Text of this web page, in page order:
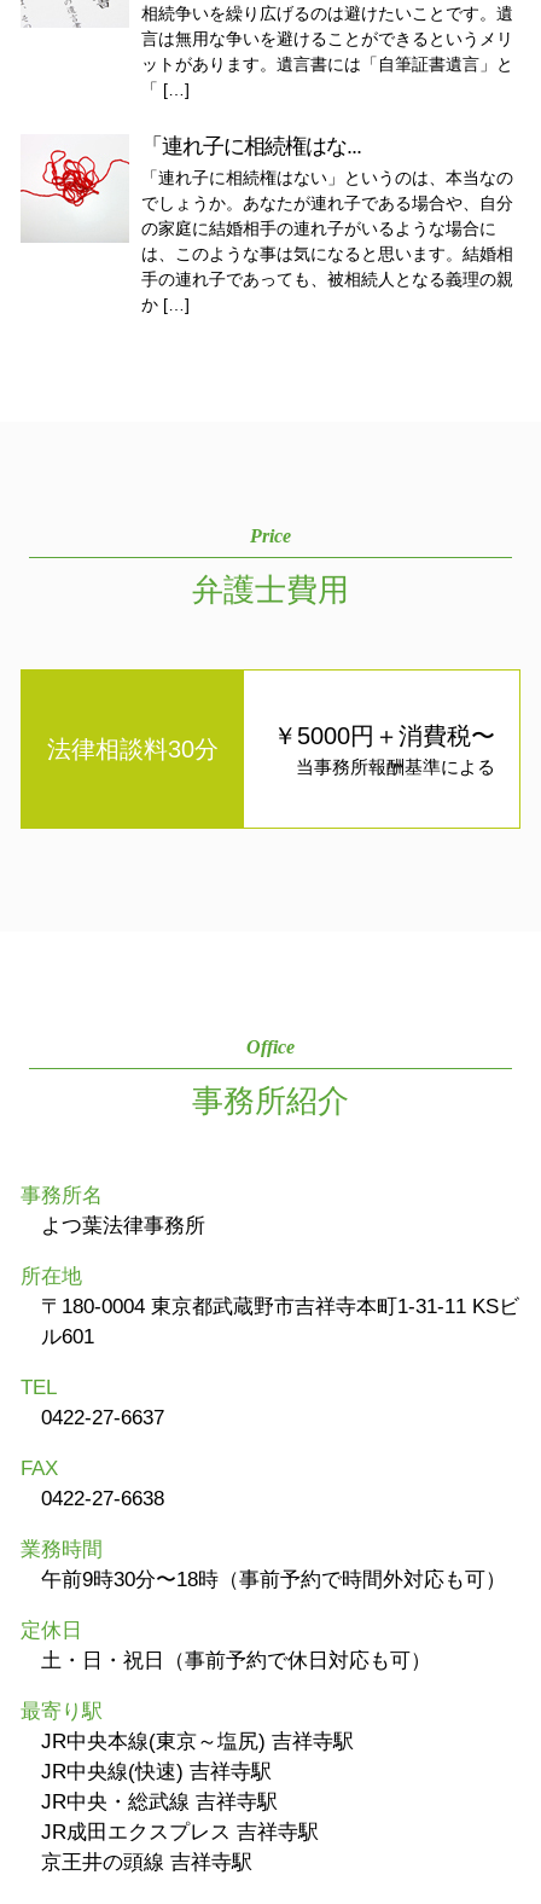
相続争いを繰り広げるのは避けたいことです。遺
言は無用な争いを避けることができるというメリ
ットがあります。遺言書には「自筆証書遺言」と
「 […]
「連れ子に相続権はな...
「連れ子に相続権はない」というのは、本当なの
でしょうか。あなたが連れ子である場合や、自分
の家庭に結婚相手の連れ子がいるような場合に
は、このような事は気になると思います。結婚相
手の連れ子であっても、被相続人となる義理の親
か […]
Price
弁護士費用
法律相談料30分 ￥5000円＋消費税〜
当事務所報酬基準による
Office
事務所紹介
事務所名
よつ葉法律事務所
所在地
〒180-0004 東京都武蔵野市吉祥寺本町1-31-11 KSビ
ル601
TEL
0422-27-6637
FAX
0422-27-6638
業務時間
午前9時30分〜18時（事前予約で時間外対応も可）
定休日
土・日・祝日（事前予約で休日対応も可）
最寄り駅
JR中央本線(東京～塩尻) 吉祥寺駅
JR中央線(快速) 吉祥寺駅
JR中央・総武線 吉祥寺駅
JR成田エクスプレス 吉祥寺駅
京王井の頭線 吉祥寺駅